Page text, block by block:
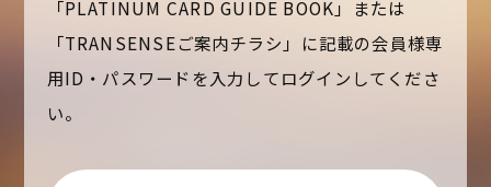
「PLATINUM CARD GUIDE BOOK」または
「TRANSENSEご案内チラシ」に記載の会員様専
用ID・パスワードを入力してログインしてくださ
い。